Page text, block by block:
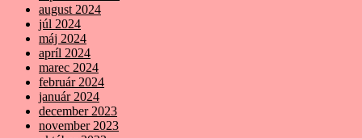
august 2024
júl 2024
máj 2024
apríl 2024
marec 2024
február 2024
január 2024
december 2023
november 2023